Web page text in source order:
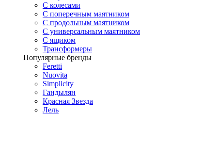
С колесами
С поперечным маятником
С продольным маятником
С универсальным маятником
С ящиком
Трансформеры
Популярные бренды
Feretti
Nuovita
Simplicity
Гандылян
Красная Звезда
Лель